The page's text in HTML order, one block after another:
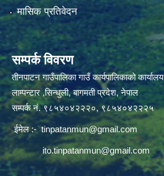
मासिक प्रतिवेदन
सम्पर्क विवरण
तीनपाटन गाउँपालिका गाउँ कार्यपालिकाको कार्यालय
लाम्पन्टार ,सिन्धुली, बागमती प्रदेश, नेपाल
सम्पर्क नं. ९८५४०४२२२०, ९८५४०४२२२५
ईमेल :-tinpatanmun@gmail.com
ito.tinpatanmun@gmail.com